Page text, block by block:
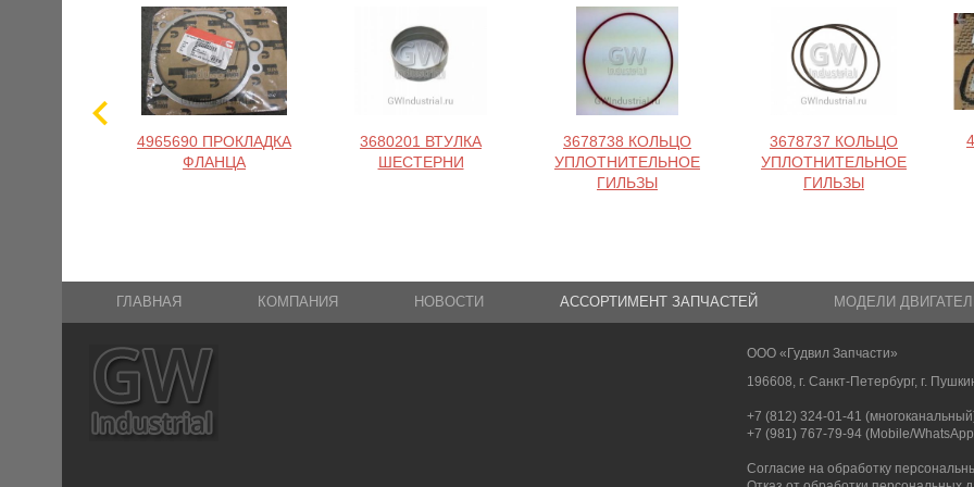
4965690 ПРОКЛАДКА
ФЛАНЦА
3680201 ВТУЛКА
ШЕСТЕРНИ
3678738 КОЛЬЦО
УПЛОТНИТЕЛЬНОЕ
ГИЛЬЗЫ
3678737 КОЛЬЦО
УПЛОТНИТЕЛЬНОЕ
ГИЛЬЗЫ
ГЛАВНАЯ КОМПАНИЯ НОВОСТИ АССОРТИМЕНТ ЗАПЧАСТЕЙ МОДЕЛИ
ООО «Гудвил Запчасти»
196608, г. Санкт-Петербург, г.
+7 (812) 324-01-41
+7 (981) 767-79-94 (Mobile/
Согласие на обработку